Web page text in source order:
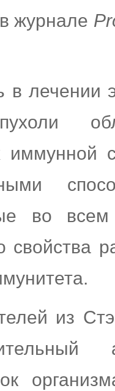
журнале
в лечении
иммунной
во
свойства
из